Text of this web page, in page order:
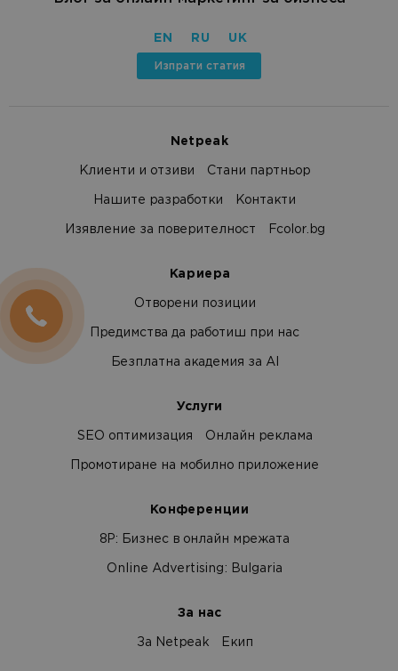
EN RU UK
Изпрати статия
Netpeak
Клиенти и отзиви Стани партньор
Нашите разработки Контакти
Изявление за поверителност Fcolor.bg
Кариера
Отворени позиции
Предимства да работиш при нас
Безплатна академия за AI
Услуги
SEO оптимизация Онлайн реклама
Промотиране на мобилно приложение
Конференции
8Р: Бизнес в онлайн мрежата
Online Advertising: Bulgaria
За нас
За Netpeak Екип